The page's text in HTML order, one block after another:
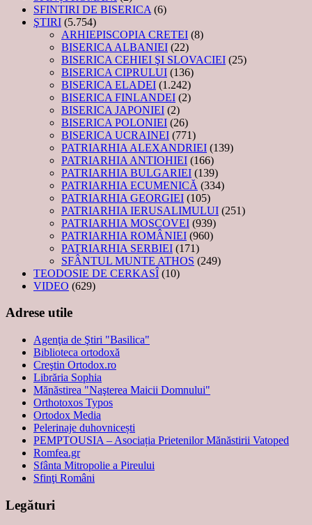
SFINTIRI DE BISERICA (6)
ŞTIRI (5.754)
ARHIEPISCOPIA CRETEI (8)
BISERICA ALBANIEI (22)
BISERICA CEHIEI ŞI SLOVACIEI (25)
BISERICA CIPRULUI (136)
BISERICA ELADEI (1.242)
BISERICA FINLANDEI (2)
BISERICA JAPONIEI (2)
BISERICA POLONIEI (26)
BISERICA UCRAINEI (771)
PATRIARHIA ALEXANDRIEI (139)
PATRIARHIA ANTIOHIEI (166)
PATRIARHIA BULGARIEI (139)
PATRIARHIA ECUMENICĂ (334)
PATRIARHIA GEORGIEI (105)
PATRIARHIA IERUSALIMULUI (251)
PATRIARHIA MOSCOVEI (939)
PATRIARHIA ROMÂNIEI (960)
PATRIARHIA SERBIEI (171)
SFÂNTUL MUNTE ATHOS (249)
TEODOSIE DE CERKASÎ (10)
VIDEO (629)
Adrese utile
Agenţia de Ştiri "Basilica"
Biblioteca ortodoxă
Creştin Ortodox.ro
Librăria Sophia
Mănăstirea "Naşterea Maicii Domnului"
Orthotoxos Typos
Ortodox Media
Pelerinaje duhovnicești
PEMPTOUSIA – Asociația Prietenilor Mănăstirii Vatoped
Romfea.gr
Sfânta Mitropolie a Pireului
Sfinţi Români
Legături